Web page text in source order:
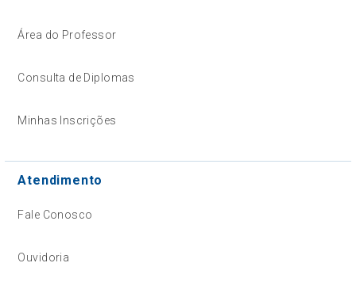
Área do Professor
Consulta de Diplomas
Minhas Inscrições
Atendimento
Fale Conosco
Ouvidoria